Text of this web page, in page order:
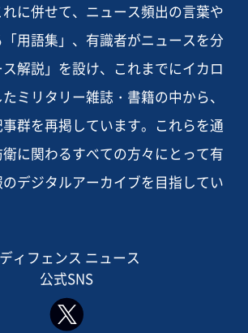
に併せて、ニュース頻出の言葉や
用語集」、有識者がニュースを分
解説」を設け、これまでにイカロ
ミリタリー雑誌・書籍の中から、
群を再掲しています。これらを通
に関わるすべての方々にとって有
デジタルアーカイブを目指してい
ィフェンス ニュース
公式SNS